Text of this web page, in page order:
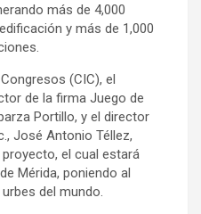
más de 4,000
y más de 1,000
(CIC), el
de la firma Juego de
Portillo, y el director
José Antonio Téllez,
el cual estará
Mérida, poniendo al
del mundo.